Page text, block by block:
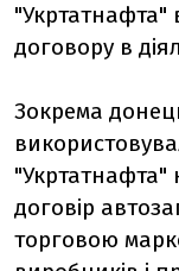
договору в
Зокрема
"Укртатнафта"
договір
торговою